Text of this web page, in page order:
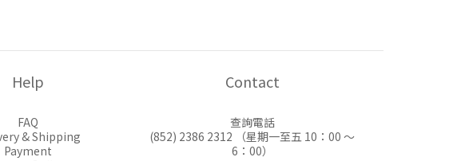
Help
FAQ
& Shipping
Payment
Contact
查詢電話
(852) 2386 2312 （星期一至五 10：00 ～
6：00）